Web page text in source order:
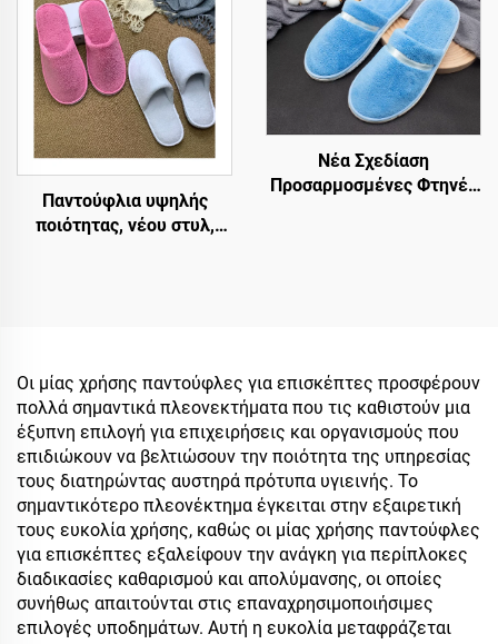
Επένδυση για Επισκέπτες
Δωματίων Ξενοδοχείου
για Επισκέπτες
Παντούφλια υψηλής
ποιότητας, νέου στυλ,
ξενοδοχείο
Νέα Σχεδίαση
Προσαρμοσμένες Φτηνές
Οι μίας χρήσης παντούφλες για επισκέπτες προσφέρουν
πολλά σημαντικά πλεονεκτήματα που τις καθιστούν μια
έξυπνη επιλογή για επιχειρήσεις και οργανισμούς που
επιδιώκουν να βελτιώσουν την ποιότητα της υπηρεσίας
τους διατηρώντας αυστηρά πρότυπα υγιεινής. Το
σημαντικότερο πλεονέκτημα έγκειται στην εξαιρετική
τους ευκολία χρήσης, καθώς οι μίας χρήσης παντούφλες
για επισκέπτες εξαλείφουν την ανάγκη για περίπλοκες
διαδικασίες καθαρισμού και απολύμανσης, οι οποίες
συνήθως απαιτούνται στις επαναχρησιμοποιήσιμες
επιλογές υποδημάτων. Αυτή η ευκολία μεταφράζεται